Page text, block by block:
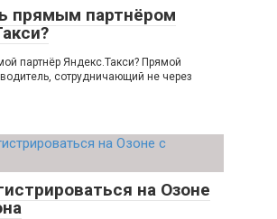
прямым партнёром
партнёр Яндекс.Такси? Прямой
сотрудничающий не через
на Озоне